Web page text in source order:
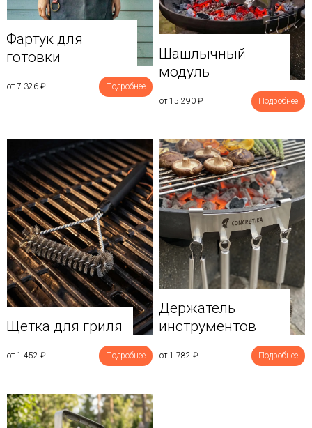
Фартук для
готовки
от 7 326 ₽ Подробнее
Шашлычный
модуль
от 15 290 ₽ Подробнее
Щетка для гриля
от 1 452 ₽ Подробнее
Держатель
инструментов
от 1 782 ₽ Подробнее